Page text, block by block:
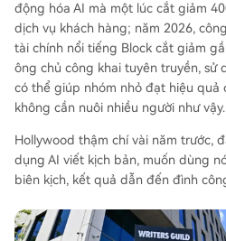
động hóa AI mà một lúc cắt giảm
dịch vụ khách hàng; năm 2026,
tài chính nổi tiếng Block cắt giảm
ông chủ công khai tuyên truyền, sử
có thể giúp nhóm nhỏ đạt hiệu quả
không cần nuôi nhiều người như vậy.
Hollywood thậm chí vài năm trước,
dụng AI viết kịch bản, muốn dùng
biên kịch, kết quả dẫn đến đình